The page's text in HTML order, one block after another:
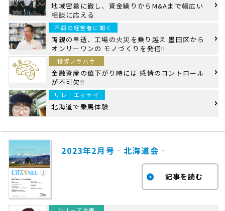
地域密着に徹し、資金繰りからM&Aまで幅広い
相談に応える
不屈の経営者に聞く
両親の早逝、工場の火災を乗り越え 墨田区から
オンリーワンの モノづくりを発信!!
投資ノウハウ
金融資産の値下がり時には 感情のコントロール
が不可欠!!
リレーエッセイ
北海道で乗馬体験
2023年2月号‐北海道会‐